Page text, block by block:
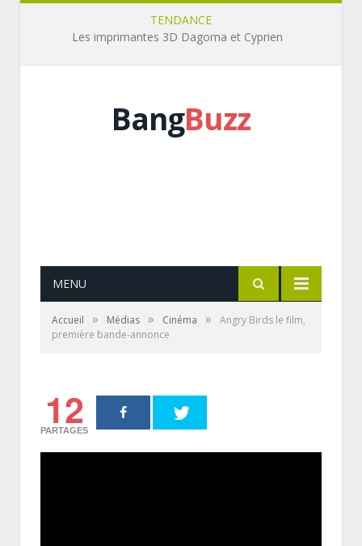
TENDANCE
Le dernier Zap de Spi0n
BangBuzz
MENU
Accueil » Médias » Cinéma »
Angry Birds le film,
première bande-annonce
12
PARTAGES